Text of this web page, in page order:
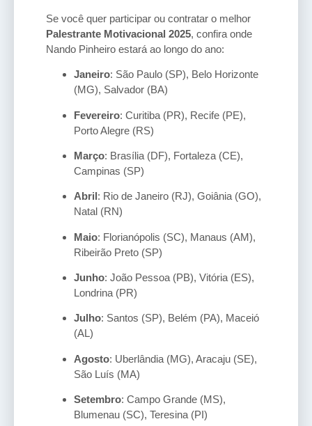
Se você quer participar ou contratar o melhor
Palestrante Motivacional 2025, confira onde
Nando Pinheiro estará ao longo do ano:
Janeiro: São Paulo (SP), Belo Horizonte
(MG), Salvador (BA)
Fevereiro: Curitiba (PR), Recife (PE),
Porto Alegre (RS)
Março: Brasília (DF), Fortaleza (CE),
Campinas (SP)
Abril: Rio de Janeiro (RJ), Goiânia (GO),
Natal (RN)
Maio: Florianópolis (SC), Manaus (AM),
Ribeirão Preto (SP)
Junho: João Pessoa (PB), Vitória (ES),
Londrina (PR)
Julho: Santos (SP), Belém (PA), Maceió
(AL)
Agosto: Uberlândia (MG), Aracaju (SE),
São Luís (MA)
Setembro: Campo Grande (MS),
Blumenau (SC), Teresina (PI)